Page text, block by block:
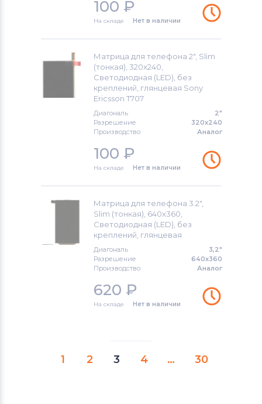
100 ₽
На складе Нет в наличии
Матрица для телефона 2", Slim
(тонкая), 320x240,
Светодиодная (LED), без
креплений, глянцевая Sony
Ericsson T707
Диагональ
2"
Разрешение
320x240
Производство
Аналог
100 ₽
На складе Нет в наличии
Матрица для телефона 3.2",
Slim (тонкая), 640x360,
Светодиодная (LED), без
креплений, глянцевая
Диагональ
3,2"
Разрешение
640x360
Производство
Аналог
620 ₽
На складе Нет в наличии
1 2 3 4 … 30